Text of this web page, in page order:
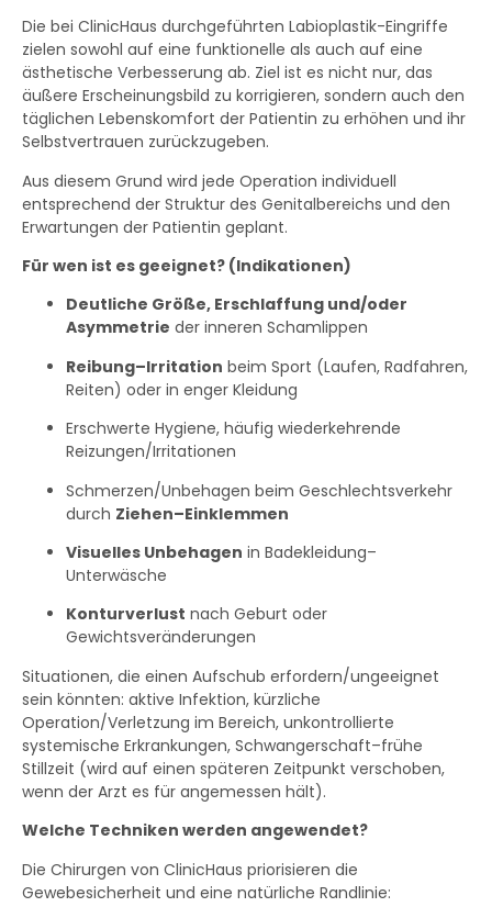
Die bei ClinicHaus durchgeführten Labioplastik-Eingriffe
zielen sowohl auf eine funktionelle als auch auf eine
ästhetische Verbesserung ab. Ziel ist es nicht nur, das
äußere Erscheinungsbild zu korrigieren, sondern auch den
täglichen Lebenskomfort der Patientin zu erhöhen und ihr
Selbstvertrauen zurückzugeben.
Aus diesem Grund wird jede Operation individuell
entsprechend der Struktur des Genitalbereichs und den
Erwartungen der Patientin geplant.
Für wen ist es geeignet? (Indikationen)
Deutliche Größe, Erschlaffung und/oder
Asymmetrie der inneren Schamlippen
Reibung–Irritation beim Sport (Laufen, Radfahren,
Reiten) oder in enger Kleidung
Erschwerte Hygiene, häufig wiederkehrende
Reizungen/Irritationen
Schmerzen/Unbehagen beim Geschlechtsverkehr
durch Ziehen–Einklemmen
Visuelles Unbehagen in Badekleidung–
Unterwäsche
Konturverlust nach Geburt oder
Gewichtsveränderungen
Situationen, die einen Aufschub erfordern/ungeeignet
sein könnten: aktive Infektion, kürzliche
Operation/Verletzung im Bereich, unkontrollierte
systemische Erkrankungen, Schwangerschaft–frühe
Stillzeit (wird auf einen späteren Zeitpunkt verschoben,
wenn der Arzt es für angemessen hält).
Welche Techniken werden angewendet?
Die Chirurgen von ClinicHaus priorisieren die
Gewebesicherheit und eine natürliche Randlinie: